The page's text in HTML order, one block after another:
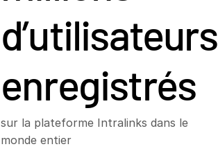
d’utilisateurs
enregistrés
sur la plateforme Intralinks dans le
monde entier